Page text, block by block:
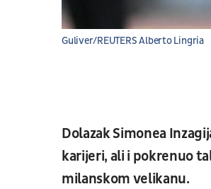
Guliver/REUTERS Alberto Lingria
Dolazak Simonea
karijeri, ali i pokrenuo
milanskom velikanu.